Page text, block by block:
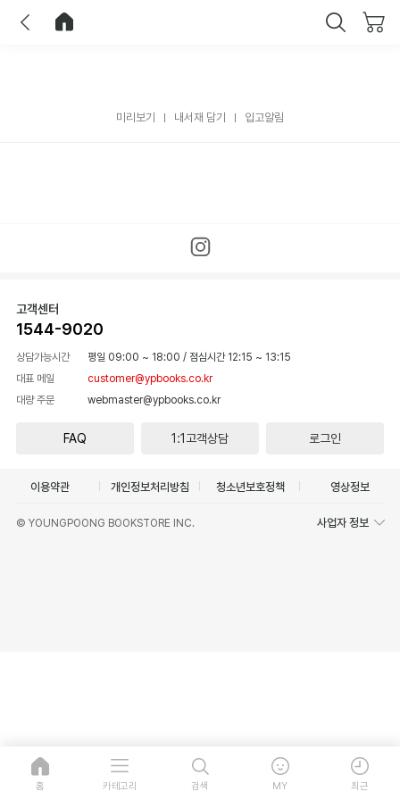
미리보기 내서재 담기 입고알림
고객센터
1544-9020
상담가능시간 평일 09:00 ~ 18:00 / 점심시간 12:15 ~ 13:15
대표 메일
customer@ypbooks.co.kr
대량 주문
webmaster@ypbooks.co.kr
FAQ 1:1고객상담 로그인
이용약관 개인정보처리방침 청소년보호정책 영상정보
© YOUNGPOONG BOOKSTORE INC. 사업자 정보
홈 카테고리 검색 MY 최근